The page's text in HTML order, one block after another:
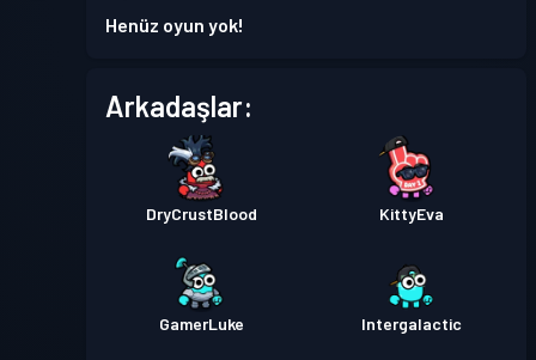
Henüz oyun yok!
Arkadaşlar:
DryCrustBlood KittyEva
GamerLuke Intergalactic